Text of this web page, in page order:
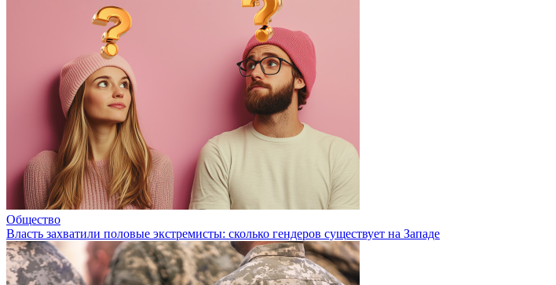
Общество
Власть захватили половые экстремисты: сколько гендеров существует на Западе